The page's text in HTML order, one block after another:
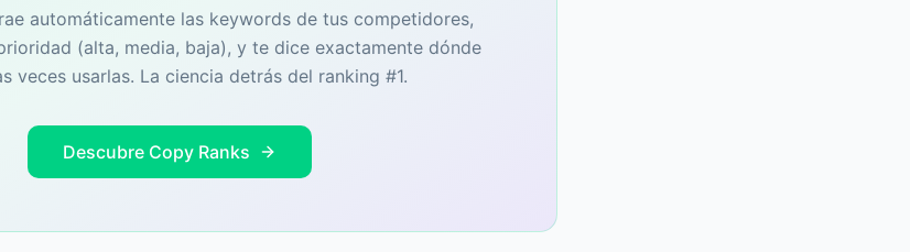
automáticamente las keywords de tus competidores,
(alta, media, baja), y te dice exactamente dónde
veces usarlas. La ciencia detrás del ranking #1.
Descubre Copy Ranks